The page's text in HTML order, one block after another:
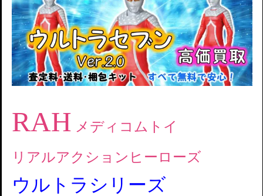
RAH メディコムトイ
リアルアクションヒーローズ
ウルトラシリーズ